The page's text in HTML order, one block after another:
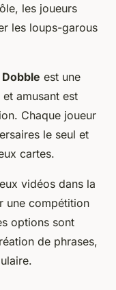
les joueurs
les loups-garous
Dobble est une
amusant est
Chaque joueur
le seul et
cartes.
vidéos dans la
une compétition
options sont
de phrases,